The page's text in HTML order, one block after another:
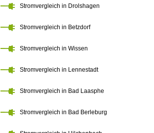
Stromvergleich in Drolshagen
Stromvergleich in Betzdorf
Stromvergleich in Wissen
Stromvergleich in Lennestadt
Stromvergleich in Bad Laasphe
Stromvergleich in Bad Berleburg